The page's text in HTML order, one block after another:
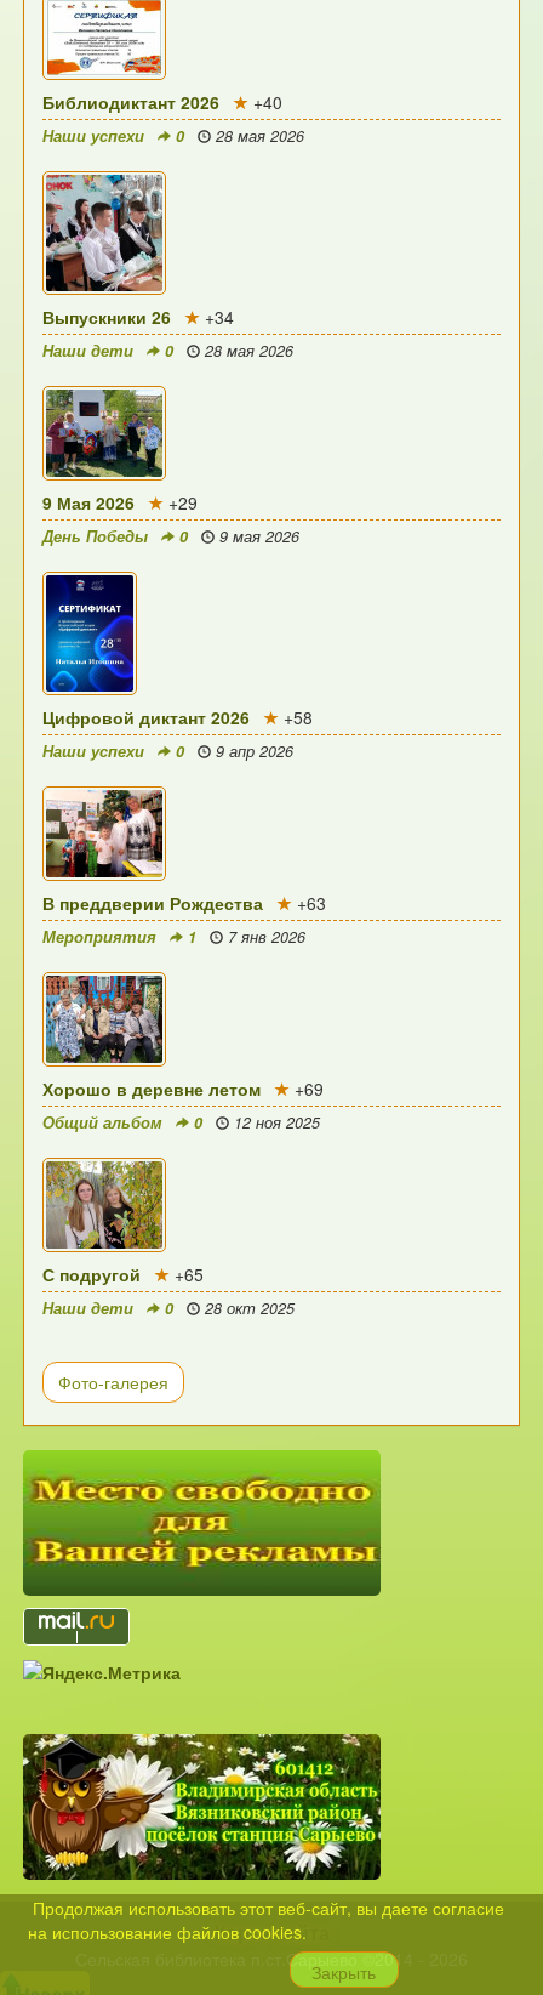
Продолжая использовать этот веб-сайт, вы даете согласие
на использование файлов cookies.
Библиодиктант 2026 +40
Наши успехи 0 28 мая 2026
Выпускники 26 +34
Наши дети 0 28 мая 2026
9 Мая 2026 +29
День Победы 0 9 мая 2026
Цифровой диктант 2026 +58
Наши успехи 0 9 апр 2026
В преддверии Рождества +63
Мероприятия 1 7 янв 2026
Хорошо в деревне летом +69
Общий альбом 0 12 ноя 2025
С подругой +65
Наши дети 0 28 окт 2025
Фото-галерея
Карта сайта
Сельская библиотека п.ст.Сарыево ©2014 - 2026